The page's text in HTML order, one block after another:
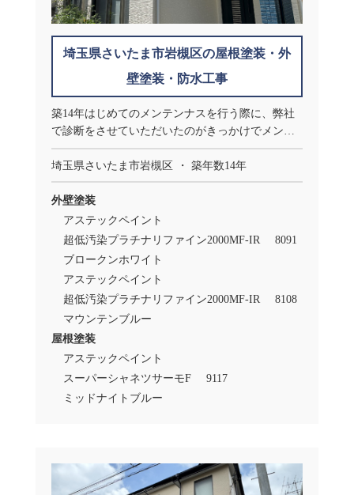
埼玉県さいたま市岩槻区の屋根塗装・外
壁塗装・防水工事
築14年はじめてのメンテンナスを行う際に、弊社
で診断をさせていただいたのがきっかけでメンテ
ナンスをご依頼いただきました。
埼玉県さいたま市岩槻区
築年数14年
外壁塗装
アステックペイント
超低汚染プラチナリファイン2000MF-IR
8091
ブロークンホワイト
アステックペイント
超低汚染プラチナリファイン2000MF-IR
8108
マウンテンブルー
屋根塗装
アステックペイント
スーパーシャネツサーモF
9117
ミッドナイトブルー